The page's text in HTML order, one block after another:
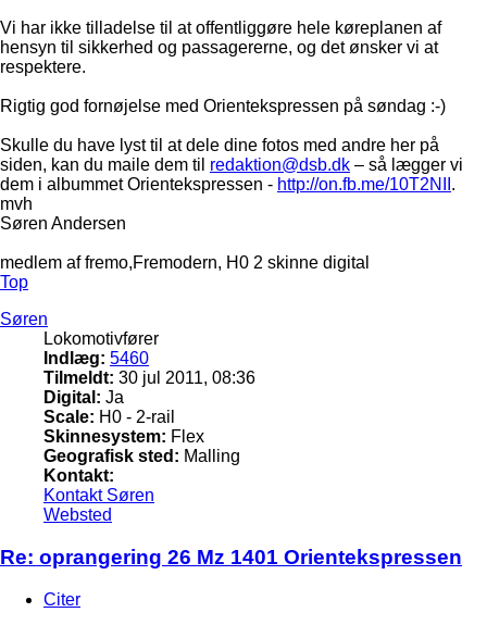
Vi har ikke tilladelse til at offentliggøre hele køreplanen af
hensyn til sikkerhed og passagererne, og det ønsker vi at
respektere.
Rigtig god fornøjelse med Orientekspressen på søndag :-)
Skulle du have lyst til at dele dine fotos med andre her på
siden, kan du maile dem til redaktion@dsb.dk – så lægger vi
dem i albummet Orientekspressen - http://on.fb.me/10T2NII .
mvh
Søren Andersen
medlem af fremo,Fremodern, H0 2 skinne digital
Top
Søren
Lokomotivfører
Indlæg: 5460
Tilmeldt: 30 jul 2011, 08:36
Digital: Ja
Scale: H0 - 2-rail
Skinnesystem: Flex
Geografisk sted: Malling
Kontakt:
Kontakt Søren
Websted
Re: oprangering 26 Mz 1401 Orientekspressen
Citer